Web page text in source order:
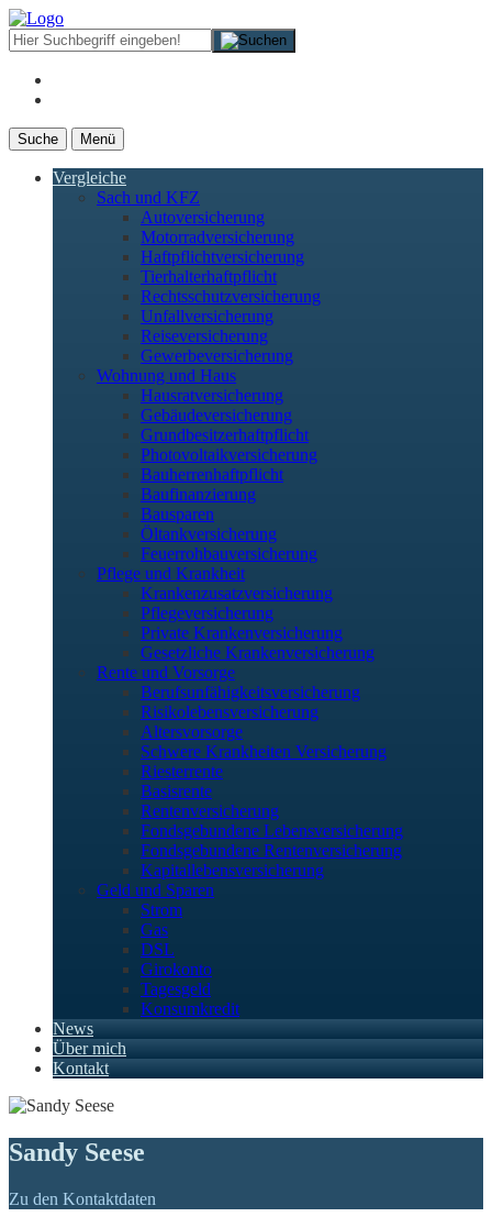
Suche Menü
Vergleiche
Sach und KFZ
Autoversicherung
Motorradversicherung
Haftpflichtversicherung
Tierhalterhaftpflicht
Rechtsschutzversicherung
Unfallversicherung
Reiseversicherung
Gewerbeversicherung
Wohnung und Haus
Hausratversicherung
Gebäudeversicherung
Grundbesitzerhaftpflicht
Photovoltaikversicherung
Bauherrenhaftpflicht
Baufinanzierung
Bausparen
Öltankversicherung
Feuerrohbauversicherung
Pflege und Krankheit
Krankenzusatzversicherung
Pflegeversicherung
Private Krankenversicherung
Gesetzliche Krankenversicherung
Rente und Vorsorge
Berufs­unfähigkeitsversicherung
Risikolebensversicherung
Altersvorsorge
Schwere Krankheiten Versicherung
Riesterrente
Basisrente
Rentenversicherung
Fondsgebundene Lebensversicherung
Fondsgebundene Rentenversicherung
Kapitallebensversicherung
Geld und Sparen
Strom
Gas
DSL
Girokonto
Tagesgeld
Konsumkredit
News
Über mich
Kontakt
Sandy Seese
Zu den Kontaktdaten